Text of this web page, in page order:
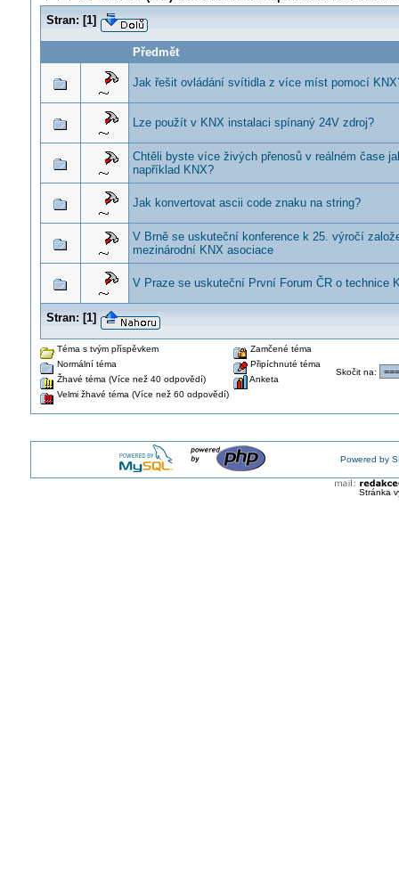
Stran: [1]
Předmět
Jak řešit ovládání svítidla z více míst pomocí
Lze použít v KNX instalaci spínaný 24V zdroj?
Chtěli byste více živých přenosů v reálném čase
například KNX?
Jak konvertovat ascii code znaku na string?
V Brně se uskuteční konference k 25. výročí
mezinárodní KNX asociace
V Praze se uskuteční První Forum ČR o technice
Stran: [1]
Téma s tvým příspěvkem
Normální téma
Žhavé téma (Více než 40 odpovědí)
Velmi žhavé téma (Více než 60 odpovědí)
Zamčené téma
Připíchnuté téma
Anketa
Skočit na:
Powered by
Stránka